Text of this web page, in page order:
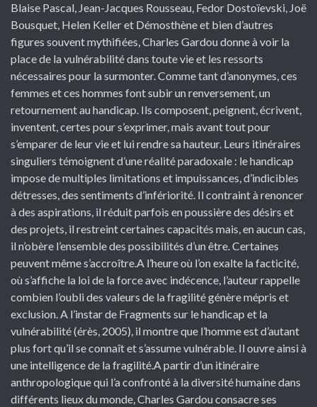
Blaise Pascal, Jean-Jacques Rousseau, Fedor Dostoïevski, Joë
Bousquet, Helen Keller et Démosthène et bien d’autres
figures souvent mythifiées, Charles Gardou donne à voir la
place de la vulnérabilité dans toute vie et les ressorts
nécessaires pour la surmonter. Comme tant d’anonymes, ces
femmes et ces hommes font subir un renversement, un
retournement au handicap. Ils composent, peignent, écrivent,
inventent, certes pour s’exprimer, mais avant tout pour
s’emparer de leur vie et lui rendre sa hauteur. Leurs itinéraires
singuliers témoignent d’une réalité paradoxale : le handicap
impose de multiples limitations et impuissances, d’indicibles
détresses, des sentiments d’infériorité. Il contraint à renoncer
à des aspirations, il réduit parfois en poussière des désirs et
des projets, il restreint certaines capacités mais, en aucun cas,
il n’obère l’ensemble des possibilités d’un être. Certaines
peuvent même s’accroître.A l’heure où l’on exalte la facticité,
où s’affiche la loi de la force avec indécence, l’auteur rappelle
combien l’oubli des valeurs de la fragilité génère mépris et
exclusion. A l’instar de Fragments sur le handicap et la
vulnérabilité (érès, 2005), il montre que l’homme est d’autant
plus fort qu’il se connaît et s’assume vulnérable. Il ouvre ainsi à
une intelligence de la fragilité.A partir d’un itinéraire
anthropologique qui l’a confronté à la diversité humaine dans
différents lieux du monde, Charles Gardou consacre ses